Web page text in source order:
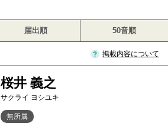
届出順 50音順
掲載内容について
桜井 義之
サクライ ヨシユキ
無所属